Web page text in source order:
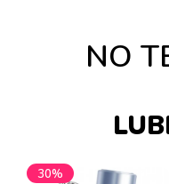
NO
30%